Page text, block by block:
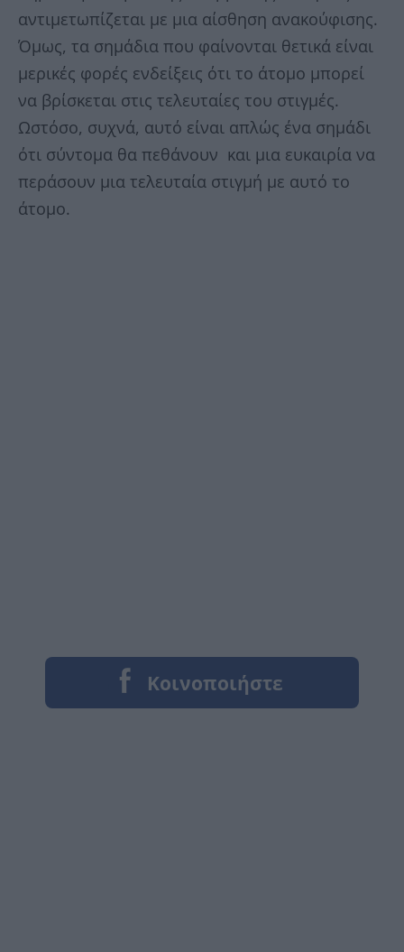
αντιμετωπίζεται με μια αίσθηση ανακούφισης.
Όμως, τα σημάδια που φαίνονται θετικά είναι
μερικές φορές ενδείξεις ότι το άτομο μπορεί
να βρίσκεται στις τελευταίες του στιγμές.
Ωστόσο, συχνά, αυτό είναι απλώς ένα σημάδι
ότι σύντομα θα πεθάνουν και μια ευκαιρία να
περάσουν μια τελευταία στιγμή με αυτό το
άτομο.